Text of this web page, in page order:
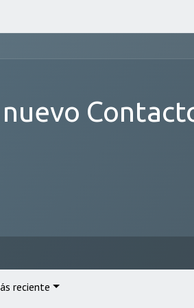
reciente